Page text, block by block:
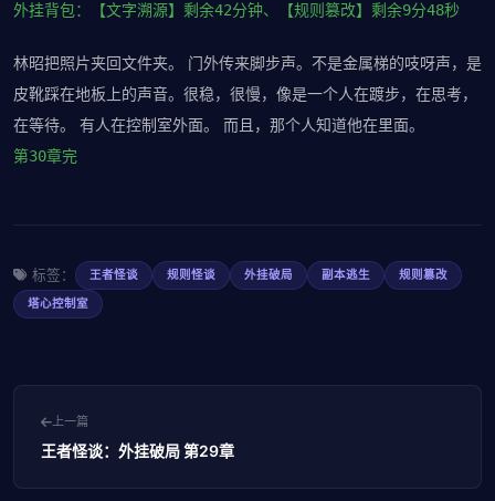
外挂背包：【文字溯源】剩余42分钟、【规则篡改】剩余9分48秒
林昭把照片夹回文件夹。 门外传来脚步声。不是金属梯的吱呀声，是
皮靴踩在地板上的声音。很稳，很慢，像是一个人在踱步，在思考，
在等待。 有人在控制室外面。 而且，那个人知道他在里面。
第30章完
标签： 王者怪谈 规则怪谈 外挂破局 副本逃生
规则篡改
塔心控制室
上一篇
王者怪谈：外挂破局 第29章